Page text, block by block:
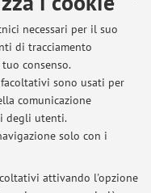
necessari per il suo
di tracciamento
consenso.
sono usati per
comunicazione
degli utenti.
solo con i
attivando l'opzione
-Vai alla mappa